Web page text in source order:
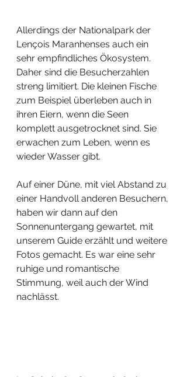
Allerdings der Nationalpark der
Lençois Maranhenses auch ein
sehr empfindliches Ökosystem.
Daher sind die Besucherzahlen
streng limitiert. Die kleinen Fische
zum Beispiel überleben auch in
ihren Eiern, wenn die Seen
komplett ausgetrocknet sind. Sie
erwachen zum Leben, wenn es
wieder Wasser gibt.
Auf einer Düne, mit viel Abstand zu
einer Handvoll anderen Besuchern,
haben wir dann auf den
Sonnenuntergang gewartet, mit
unserem Guide erzählt und weitere
Fotos gemacht. Es war eine sehr
ruhige und romantische
Stimmung, weil auch der Wind
nachlässt.